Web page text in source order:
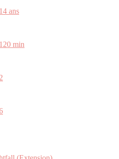
14 ans
120 min
2